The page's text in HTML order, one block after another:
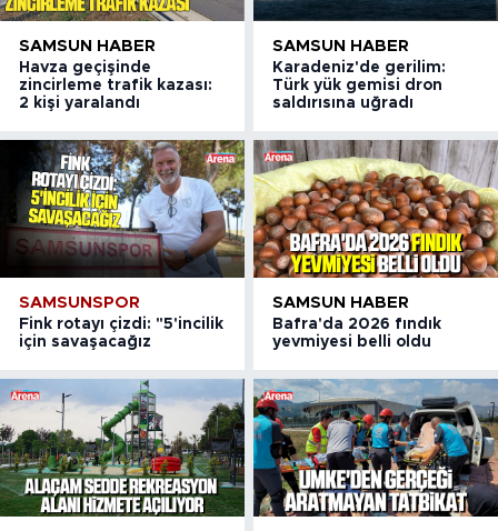
SAMSUN HABER
Havza geçişinde
zincirleme trafik kazası:
2 kişi yaralandı
SAMSUN HABER
Karadeniz'de gerilim:
Türk yük gemisi dron
saldırısına uğradı
SAMSUNSPOR
Fink rotayı çizdi: "5'incilik
için savaşacağız
SAMSUN HABER
Bafra'da 2026 fındık
yevmiyesi belli oldu